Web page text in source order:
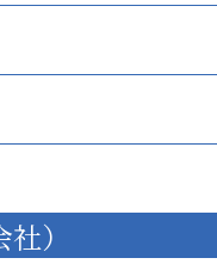
）